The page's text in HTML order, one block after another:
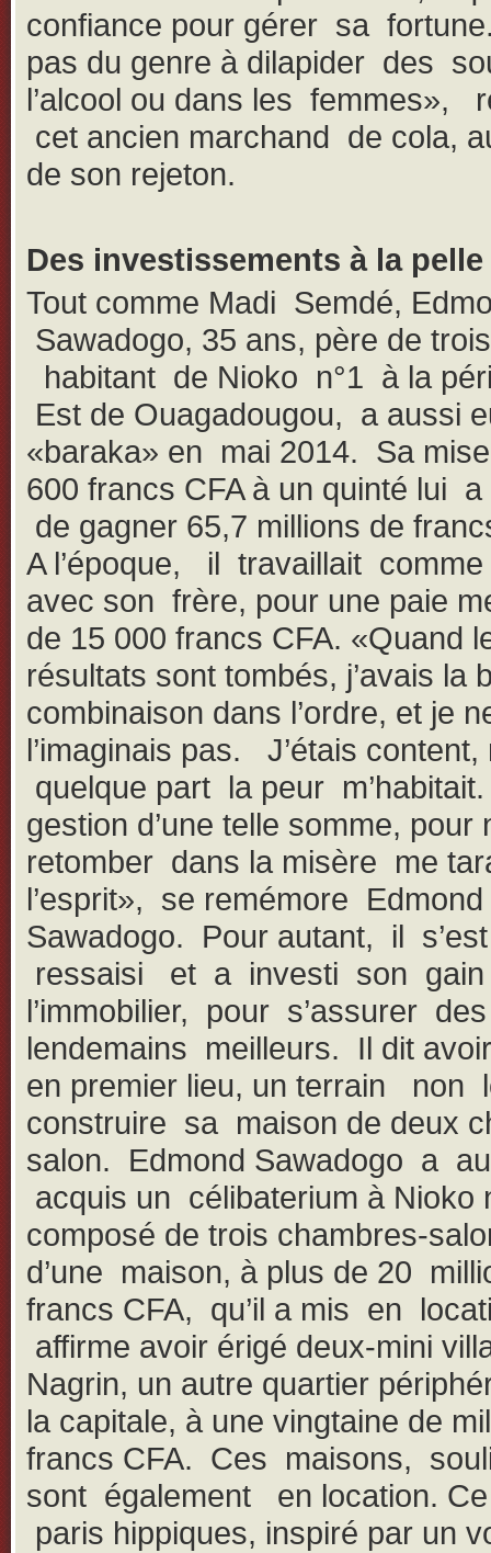
confiance pour gérer sa fortune.
pas du genre à dilapider des
l’alcool ou dans les femmes»,
cet ancien marchand de cola,
de son rejeton.
Des investissements à la pelle
Tout comme Madi Semdé,
Sawadogo, 35 ans, père de
habitant de Nioko n°1 à la
Est de Ouagadougou, a aussi
«baraka» en mai 2014. Sa
600 francs CFA à un quinté lui a
de gagner 65,7 millions de
A l’époque, il travaillait comme
avec son frère, pour une paie
de 15 000 francs CFA. «Quand
résultats sont tombés, j’avais la
combinaison dans l’ordre, et je
l’imaginais pas. J’étais content,
quelque part la peur
gestion d’une telle somme, pour
retomber dans la misère me
l’esprit», se remémore Edmond
Sawadogo. Pour autant, il
ressaisi et a investi son gain
l’immobilier, pour s’assurer des
lendemains meilleurs. Il dit
en premier lieu, un terrain non
construire sa maison de deux
salon. Edmond Sawadogo a
acquis un célibaterium à Nioko
composé de trois chambres-
d’une maison, à plus de 20
francs CFA, qu’il a mis en
affirme avoir érigé deux-mini
Nagrin, un autre quartier
la capitale, à une vingtaine de
francs CFA. Ces maisons,
sont également en location.
paris hippiques, inspiré par un